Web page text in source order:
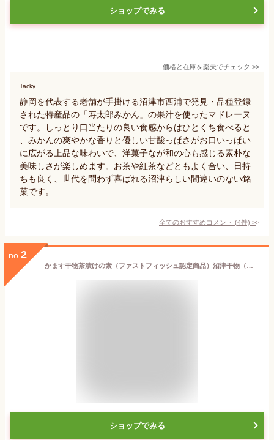
ショップでみる
価格と在庫を楽天でチェック >>
Tacky
静岡を代表する老舗が手掛ける沼津市西浦で発見・品種登録
された特産品の「寿太郎みかん」の果汁を使ったマドレーヌ
です。しっとり口当たりの良い食感からはひとくち食べると
、みかんの爽やかな香りと優しい甘酸っぱさがお口いっぱい
に広がる上品な味わいで、洋菓子なが和の心も感じる素朴な
美味しさが楽しめます。お茶や紅茶などともよく合い、日持
ちも良く、世代を問わず喜ばれる沼津らしい間違いのない銘
菓です。
全てのおすすめコメント (4件) >
no. 2
かます干物茶漬けの素（ファストフィッシュ認定商品）沼津干物（天日干しひもの）
ショップでみる